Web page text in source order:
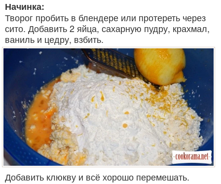
Начинка:
Творог пробить в блендере или протереть через
сито. Добавить 2 яйца, сахарную пудру, крахмал,
ваниль и цедру, взбить.
Добавить клюкву и всё хорошо перемешать.